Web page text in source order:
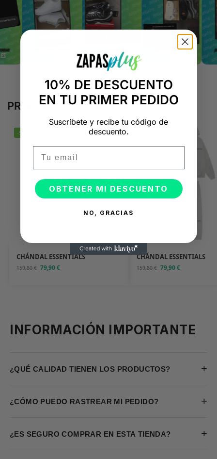
PRODUCTOS RELACIONADOS
-50%
CHÁNDAL ESSENTIALS
159,80€ 79,90€
CHÁNDAL ESSENTIALS
159,80€ 79,90€
INFORMACIÓN IMPORTANTE
¿QUÉ CALIDAD TIENEN LOS PRODUCTOS? +
¿CÓMO PUEDO RASTREAR MI PEDIDO? +
¿ES SEGURO COMPRAR EN ESTA TIENDA? +
10% DE DESCUENTO
EN TU PRIMER PEDIDO
Suscríbete y recibe tu código de
descuento.
OBTENER MI DESCUENTO
NO, GRACIAS